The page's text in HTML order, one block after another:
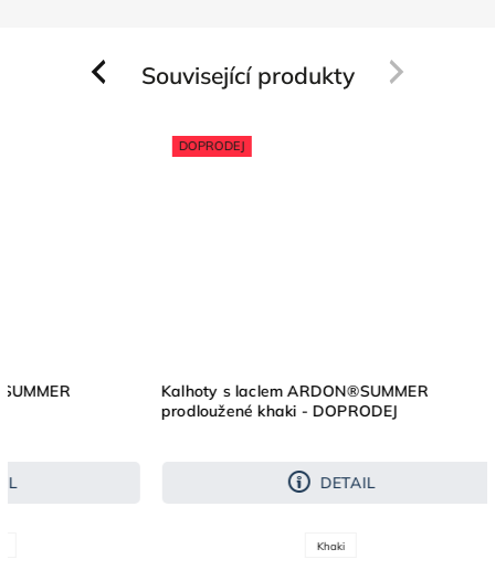
Související produkty
Previous
DOPRODEJ
Kalhoty s laclem ARDON®SUMMER
prodloužené khaki - DOPRODEJ
DETAIL
Next